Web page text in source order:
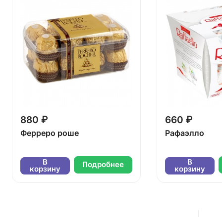
880 ₽
Ферреро роше
В
корзину Подробнее
660 ₽
Рафаэлло
В
корзину